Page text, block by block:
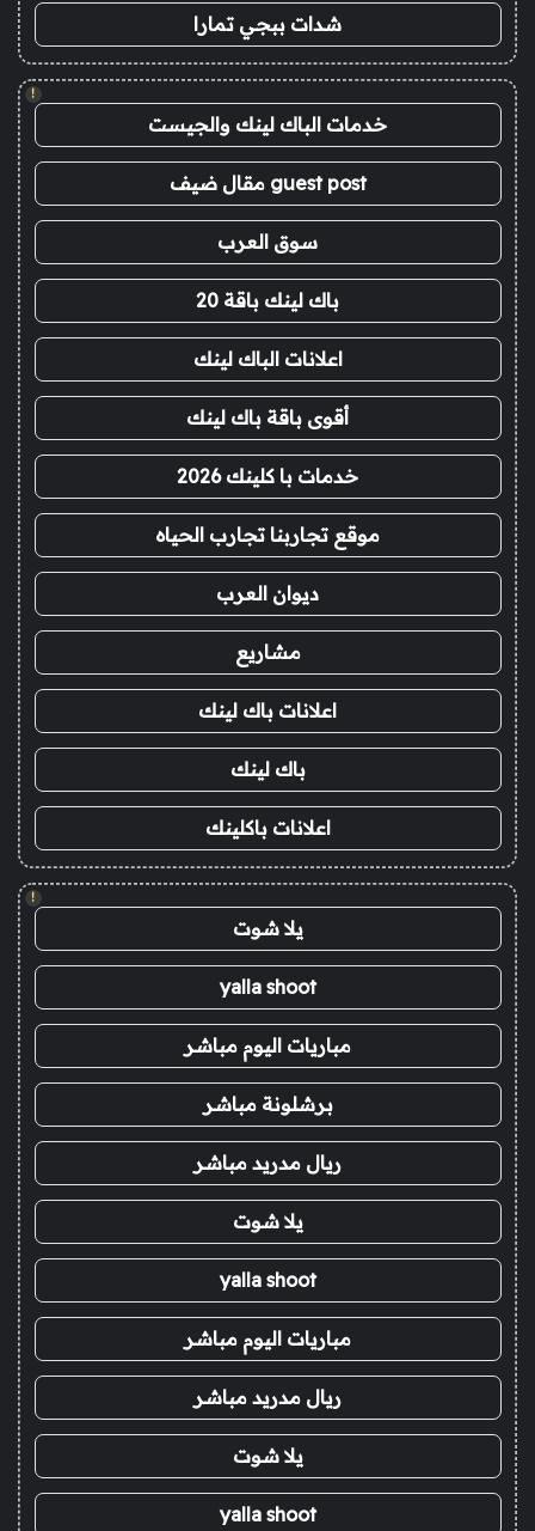
شدات ببجي تمارا
!
خدمات الباك لينك والجيست
guest post مقال ضيف
سوق العرب
باك لينك باقة 20
اعلانات الباك لينك
أقوى باقة باك لينك
خدمات با كلينك 2026
موقع تجاربنا تجارب الحياه
ديوان العرب
مشاريع
اعلانات باك لينك
باك لينك
اعلانات باكلينك
!
يلا شوت
yalla shoot
مباريات اليوم مباشر
برشلونة مباشر
ريال مدريد مباشر
يلا شوت
yalla shoot
مباريات اليوم مباشر
ريال مدريد مباشر
يلا شوت
yalla shoot